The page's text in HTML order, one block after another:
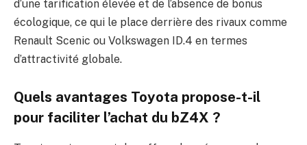
d’une tarification élevée et de l’absence de bonus
écologique, ce qui le place derrière des rivaux comme
Renault Scenic ou Volkswagen ID.4 en termes
d’attractivité globale.
Quels avantages Toyota propose-t-il
pour faciliter l’achat du bZ4X ?